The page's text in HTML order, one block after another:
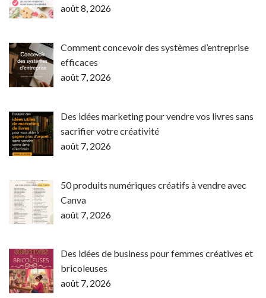
août 8, 2026
Comment concevoir des systèmes d’entreprise
efficaces
août 7, 2026
Des idées marketing pour vendre vos livres sans
sacrifier votre créativité
août 7, 2026
50 produits numériques créatifs à vendre avec
Canva
août 7, 2026
Des idées de business pour femmes créatives et
bricoleuses
août 7, 2026